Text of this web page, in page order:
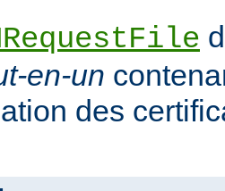
en-un
des